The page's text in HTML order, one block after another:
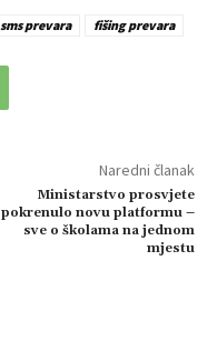
sms prevara fišing prevara
Naredni članak
Ministarstvo prosvjete
pokrenulo novu platformu –
sve o školama na jednom
mjestu